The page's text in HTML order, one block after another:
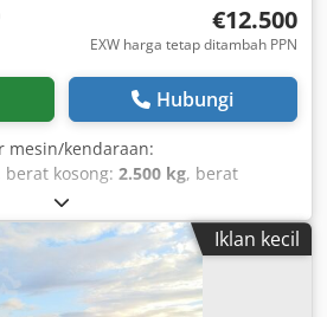
€12.500
EXW harga tetap ditambah PPN
Hubungi
mesin/kendaraan:
berat kosong: 2.500 kg, berat
10.900 kg, berat keseluruhan:
2 gandar, pendaftaran pertama:
285/70 R19,5" Iklan kecil